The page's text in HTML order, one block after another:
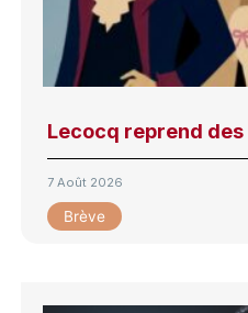
Lecocq reprend
7 Août 2026
Brève